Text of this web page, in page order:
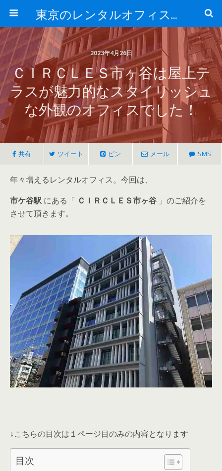
東京のレンタルオフィス、サービスオフィスの現地取材記事ブログ-ROjournal
2023年4月26日
ＣＩＲＣＬＥＳ市ヶ谷は屋上テ
ラスが魅力的なスタイリッシュ
な外観のオフィスでした！
共有 ツイート ピン メール SMS
年々増えるレンタルオフィス。今回は、
市ケ谷駅 にある「 ＣＩＲＣＬＥＳ市ヶ谷 」のご紹介を
させて頂きます。
↓こちらの目次は１ページ目のみの内容となります
目次